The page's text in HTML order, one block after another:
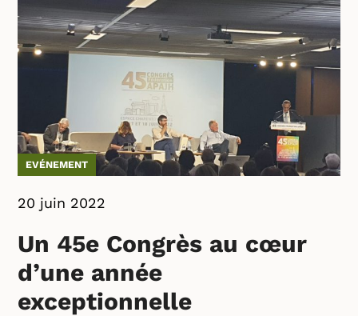
EVÉNEMENT
20 juin 2022
Un 45e Congrès au cœur
d’une année
exceptionnelle